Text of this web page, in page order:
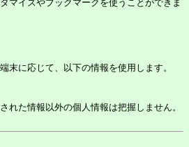
マイズやブックマークを使うことができま
末に応じて、以下の情報を使用します。
れた情報以外の個人情報は把握しません。